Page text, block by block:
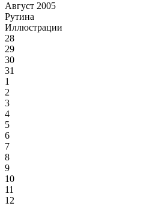
Август 2005
Рутина
Иллюстрации
28
29
30
31
1
2
3
4
5
6
7
8
9
10
11
12